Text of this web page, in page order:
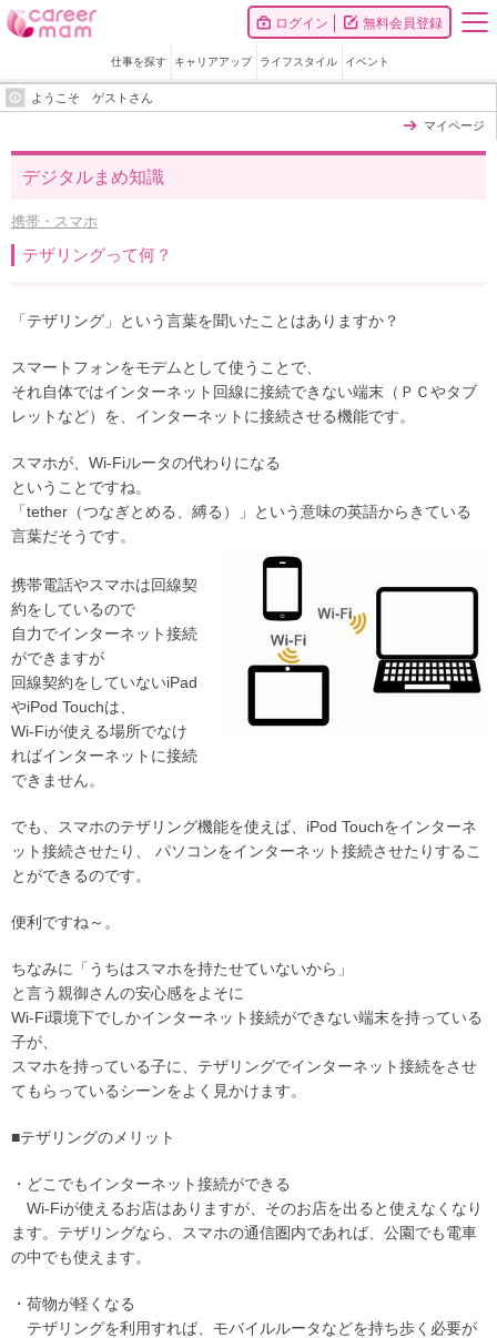
ログイン 無料会員登録
仕事を探す キャリアアップ ライフスタイル イベント
ようこそ ゲストさん
マイページ
デジタルまめ知識
携帯・スマホ
テザリングって何？
「テザリング」という言葉を聞いたことはありますか？
スマートフォンをモデムとして使うことで、
それ自体ではインターネット回線に接続できない端末（ＰＣやタブ
レットなど）を、インターネットに接続させる機能です。
スマホが、Wi-Fiルータの代わりになる
ということですね。
「tether（つなぎとめる、縛る）」という意味の英語からきている
言葉だそうです。
携帯電話やスマホは回線契
約をしているので
自力でインターネット接続
ができますが
回線契約をしていないiPad
やiPod Touchは、
Wi-Fiが使える場所でなけ
ればインターネットに接続
できません。
でも、スマホのテザリング機能を使えば、iPod Touchをインターネ
ット接続させたり、 パソコンをインターネット接続させたりするこ
とができるのです。
便利ですね～。
ちなみに「うちはスマホを持たせていないから」
と言う親御さんの安心感をよそに
Wi-Fi環境下でしかインターネット接続ができない端末を持っている
子が、
スマホを持っている子に、テザリングでインターネット接続をさせ
てもらっているシーンをよく見かけます。
■テザリングのメリット
・どこでもインターネット接続ができる
Wi-Fiが使えるお店はありますが、そのお店を出ると使えなくなり
ます。テザリングなら、スマホの通信圏内であれば、公園でも電車
の中でも使えます。
・荷物が軽くなる
テザリングを利用すれば、モバイルルータなどを持ち歩く必要が